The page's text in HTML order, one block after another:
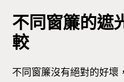
不同窗簾的遮
較
不同窗簾沒有絕對的好壞